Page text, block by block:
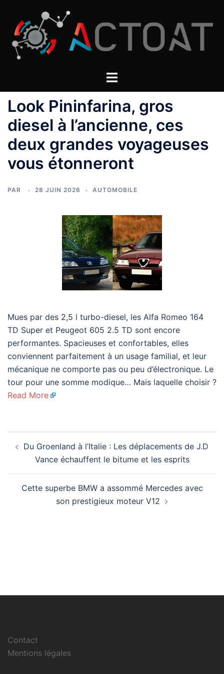
contenu
Look Pininfarina, gros
diesel à l’ancienne, ces
deux grandes voyageuses
vous étonneront
PAR 28 JUIN 2026 AUTOMOBILE
Mues par des 2,5 l turbo-diesel, les Alfa Romeo 164
TD Super et Peugeot 605 2.5 TD sont encore
performantes. Spacieuses et confortables, elles
conviennent parfaitement à un usage familial, et leur
mécanique ne comporte pas ou peu d’électronique. Le
tour pour une somme modique… Mais laquelle choisir ?
Read More
d’article
Du Groenland à l’Italie : Les déplacements de J.D
Vance échauffent le bitume et les esprits
Cette superbe BMW a assommé Mercedes avec
son prestigieux moteur V12
Contact
Mentions légales